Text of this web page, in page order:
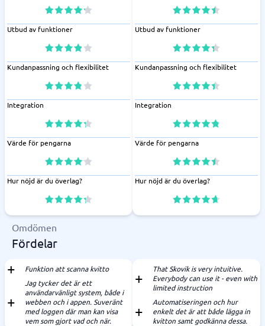
Utbud av funktioner
Kundanpassning och flexibilitet
Integration
Värde för pengarna
Hur nöjd är du överlag?
Utbud av funktioner
Kundanpassning och flexibilitet
Integration
Värde för pengarna
Hur nöjd är du överlag?
Omdömen
Fördelar
Funktion att scanna kvitto
Jag tycker det är ett
användarvänligt system, både i
webben och i appen. Suveränt
med loggen där man kan visa
vem som gjort vad och när.
That Skovik is very intuitive.
Everybody can use it - even with
limited instruction
Automatiseringen och hur
enkelt det är att både lägga in
kvitton samt godkänna dessa.